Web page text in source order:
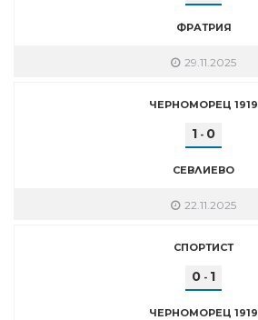
ФРАТРИЯ
29.11.2025
ЧЕРНОМОРЕЦ 1919
1 - 0
СЕВЛИЕВО
22.11.2025
СПОРТИСТ
0 - 1
ЧЕРНОМОРЕЦ 1919